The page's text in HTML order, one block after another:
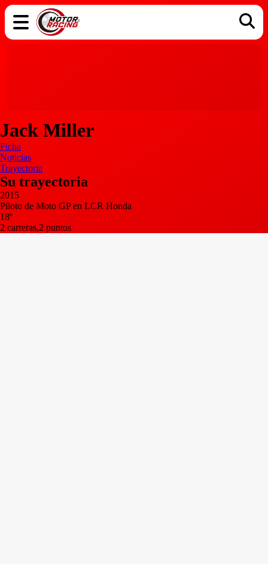
Jack Miller
Ficha
Noticias
Trayectoria
Su trayectoria
2015
Piloto de Moto GP en LCR Honda
18º
2 carreras,2 puntos